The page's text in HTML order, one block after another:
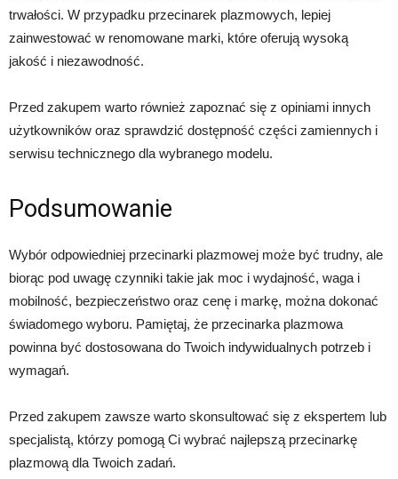
trwałości. W przypadku przecinarek plazmowych, lepiej
zainwestować w renomowane marki, które oferują wysoką
jakość i niezawodność.
Przed zakupem warto również zapoznać się z opiniami innych
użytkowników oraz sprawdzić dostępność części zamiennych i
serwisu technicznego dla wybranego modelu.
Podsumowanie
Wybór odpowiedniej przecinarki plazmowej może być trudny, ale
biorąc pod uwagę czynniki takie jak moc i wydajność, waga i
mobilność, bezpieczeństwo oraz cenę i markę, można dokonać
świadomego wyboru. Pamiętaj, że przecinarka plazmowa
powinna być dostosowana do Twoich indywidualnych potrzeb i
wymagań.
Przed zakupem zawsze warto skonsultować się z ekspertem lub
specjalistą, którzy pomogą Ci wybrać najlepszą przecinarkę
plazmową dla Twoich zadań.